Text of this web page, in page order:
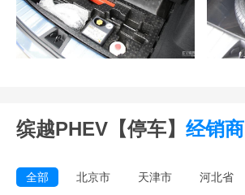
缤越PHEV【停车】 经销商
全部 北京市 天津市 河北省